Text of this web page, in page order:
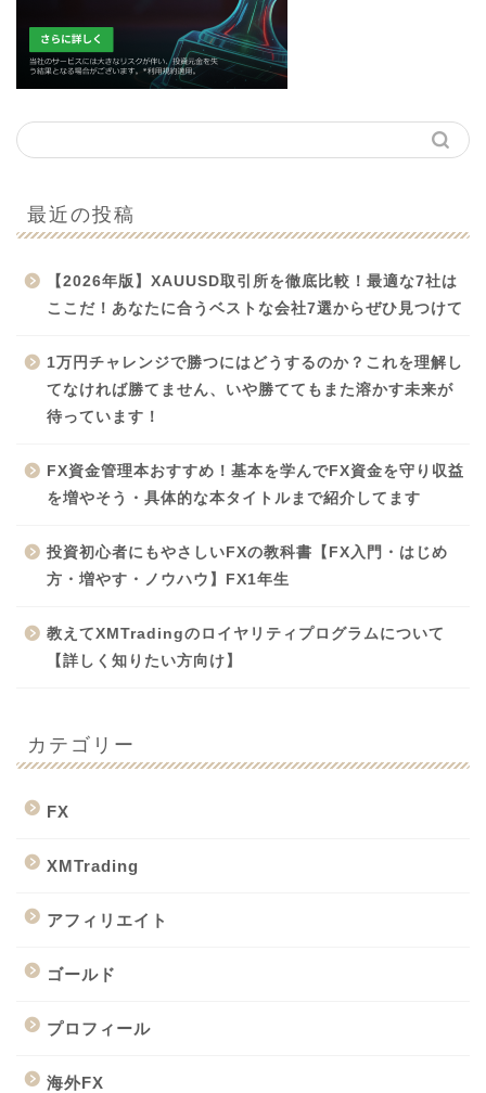
最近の投稿
【2026年版】XAUUSD取引所を徹底比較！最適な7社は
ここだ！あなたに合うベストな会社7選からぜひ見つけて
1万円チャレンジで勝つにはどうするのか？これを理解し
てなければ勝てません、いや勝ててもまた溶かす未来が
待っています！
FX資金管理本おすすめ！基本を学んでFX資金を守り収益
を増やそう・具体的な本タイトルまで紹介してます
投資初心者にもやさしいFXの教科書【FX入門・はじめ
方・増やす・ノウハウ】FX1年生
教えてXMTradingのロイヤリティプログラムについて
【詳しく知りたい方向け】
カテゴリー
FX
XMTrading
アフィリエイト
ゴールド
プロフィール
海外FX